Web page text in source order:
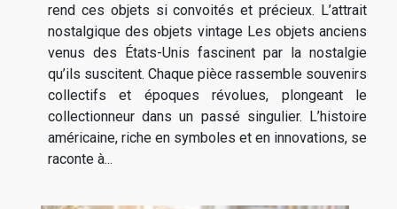
rend ces objets si convoités et précieux. L’attrait
nostalgique des objets vintage Les objets anciens
venus des États-Unis fascinent par la nostalgie
qu’ils suscitent. Chaque pièce rassemble souvenirs
collectifs et époques révolues, plongeant le
collectionneur dans un passé singulier. L’histoire
américaine, riche en symboles et en innovations, se
raconte à...